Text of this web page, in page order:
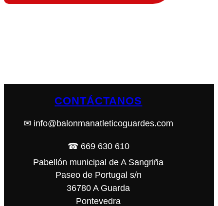
CONTÁCTANOS
✉ info@balonmanatleticoguardes.com
☎ 669 630 610
Pabellón municipal de A Sangriña
Paseo de Portugal s/n
36780 A Guarda
Pontevedra